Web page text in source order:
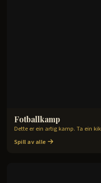
2
filmer
Fotballkamp
Dette er ein artig kamp. Ta ein
Spill av alle